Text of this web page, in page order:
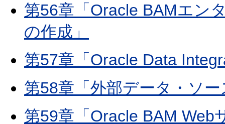
第56章「Oracle BAMエン
の作成」
第57章「Oracle Data
第58章「外部データ・ソ
第59章「Oracle BAM Web